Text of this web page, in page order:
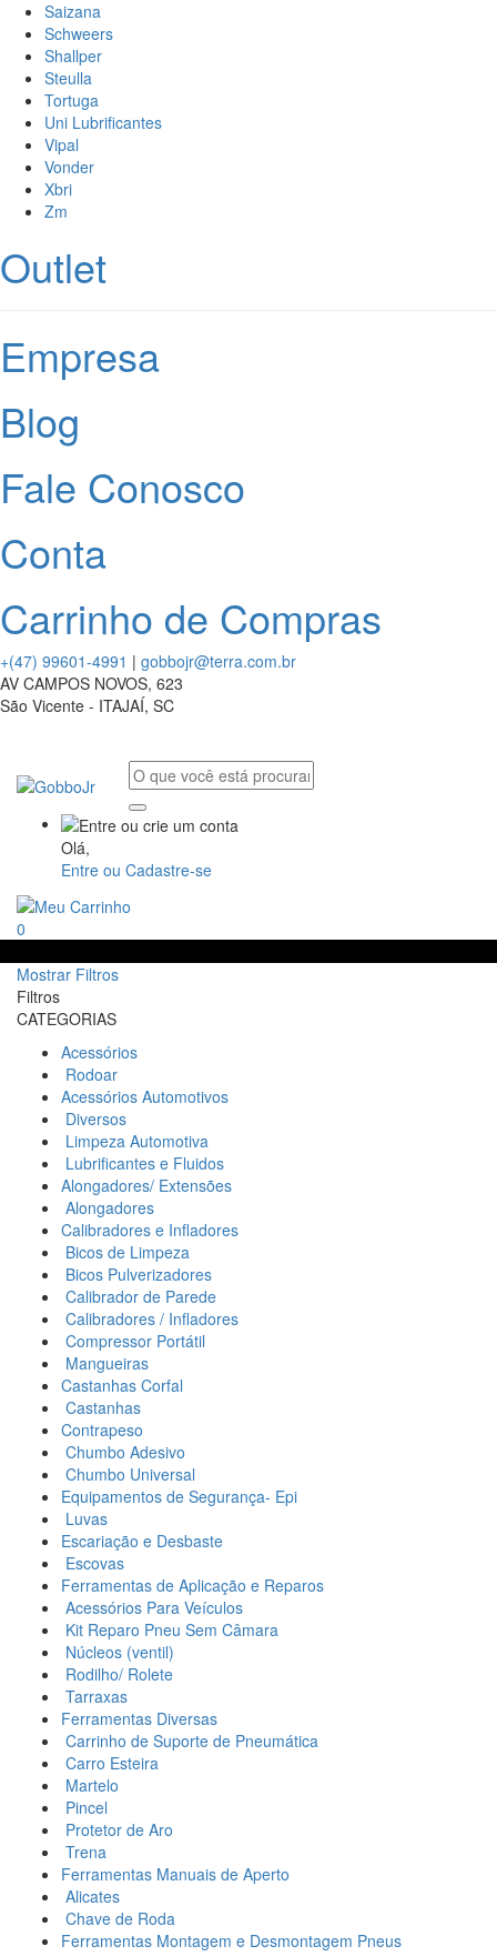
Saizana
Schweers
Shallper
Steulla
Tortuga
Uni Lubrificantes
Vipal
Vonder
Xbri
Zm
Outlet
Empresa
Blog
Fale Conosco
Conta
Carrinho de Compras
+(47) 99601-4991 | gobbojr@terra.com.br
AV CAMPOS NOVOS, 623
São Vicente - ITAJAÍ, SC
Olá,
Entre ou Cadastre-se
0
Mostrar Filtros
Filtros
CATEGORIAS
Acessórios
Rodoar
Acessórios Automotivos
Diversos
Limpeza Automotiva
Lubrificantes e Fluidos
Alongadores/ Extensões
Alongadores
Calibradores e Infladores
Bicos de Limpeza
Bicos Pulverizadores
Calibrador de Parede
Calibradores / Infladores
Compressor Portátil
Mangueiras
Castanhas Corfal
Castanhas
Contrapeso
Chumbo Adesivo
Chumbo Universal
Equipamentos de Segurança- Epi
Luvas
Escariação e Desbaste
Escovas
Ferramentas de Aplicação e Reparos
Acessórios Para Veículos
Kit Reparo Pneu Sem Câmara
Núcleos (ventil)
Rodilho/ Rolete
Tarraxas
Ferramentas Diversas
Carrinho de Suporte de Pneumática
Carro Esteira
Martelo
Pincel
Protetor de Aro
Trena
Ferramentas Manuais de Aperto
Alicates
Chave de Roda
Ferramentas Montagem e Desmontagem Pneus